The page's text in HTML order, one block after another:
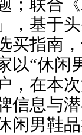
；联合
，基于
买指南
以“休闲
，在本
信息与
闲男鞋